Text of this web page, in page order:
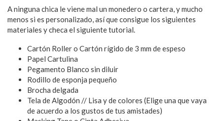
A ninguna chica le viene mal un monedero o cartera, y mucho
menos si es personalizado, así que consigue los siguientes
materiales y checa el siguiente tutorial.
Cartón Roller o Cartón rígido de 3 mm de espeso
Papel Cartulina
Pegamento Blanco sin diluir
Rodillo de esponja pequeño
Brocha delgada
Tela de Algodón // Lisa y de colores (Elige una que vaya
de acuerdo a los gustos de tus amistades)